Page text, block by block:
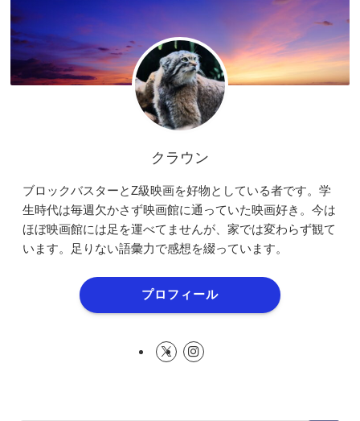
クラウン
ブロックバスターとZ級映画を好物としている者です。学
生時代は毎週欠かさず映画館に通っていた映画好き。今は
ほぼ映画館には足を運べてませんが、家では変わらず観て
います。足りない語彙力で感想を綴っています。
プロフィール